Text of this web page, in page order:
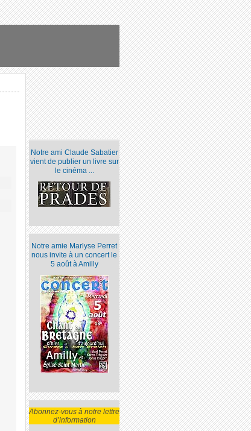
Notre ami Claude Sabatier
vient de publier un livre sur
le cinéma ...
Notre amie Marlyse Perret
nous invite à un concert le
5 août à Amilly
Abonnez-vous à notre lettre
d’information